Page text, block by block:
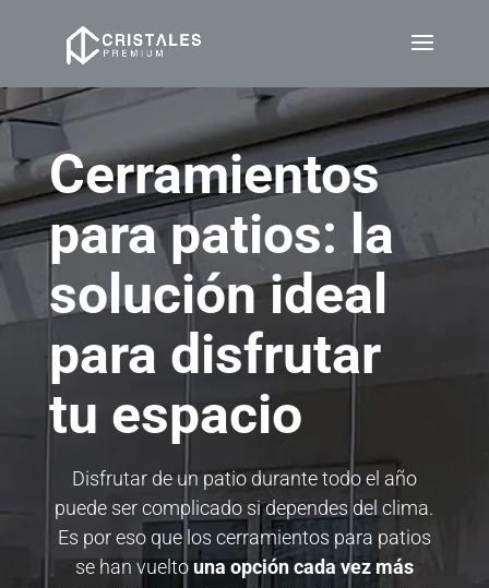
Cerramientos
para patios: la
solución ideal
para disfrutar
tu espacio
Disfrutar de un patio durante todo el año
puede ser complicado si dependes del clima.
Es por eso que los cerramientos para patios
se han vueltouna opción cada vez más